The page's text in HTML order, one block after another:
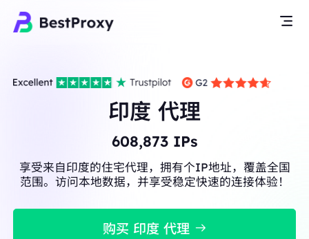
印度 代理
608,873IPs
享受来自印度的住宅代理，拥有个IP地址，覆盖全国
范围。访问本地数据，并享受稳定快速的连接体验！
购买 印度 代理